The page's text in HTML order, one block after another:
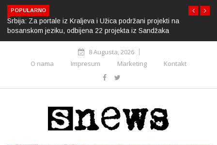
POPULARNO
Srbija: Za portale iz Kraljeva i Užica podržani projekti na
bosanskom jeziku, odbijena 22 projekta iz Sandžaka
8 Augusta, 2026
O nama
Impresum Marketing Kontakt